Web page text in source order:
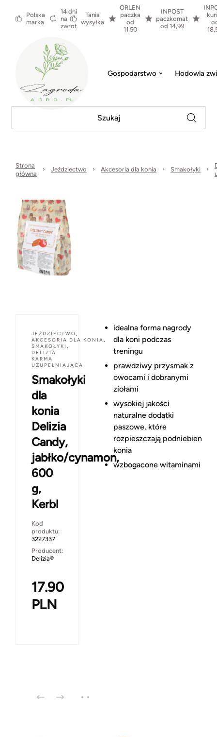
Polska
marka
14 dni
na
zwrot
Tania
wysyłka
ORLEN
paczka
od
11,50
INPOST
paczkomat
od 14,99
Gospodarstwo Hodowla
Strona
główna
Jeździectwo Akcesoria dla konia Smakołyki
JEŹDZIECTWO,
AKCESORIA DLA KONIA,
SMAKOŁYKI ,
DELIZIA
KARMA
UZUPEŁNIAJĄCA
Smakołyki
dla
konia
Delizia
Candy,
jabłko/cynamon,
600
g,
Kerbl
Kod
produktu:
3227337
Producent:
Delizia®
17.90
PLN
idealna forma nagrody
dla koni podczas
treningu
prawdziwy przysmak z
owocami i dobranymi
ziołami
wysokiej jakości
naturalne dodatki
paszowe, które
rozpieszczają podniebienie
konia
wzbogacone witaminami i